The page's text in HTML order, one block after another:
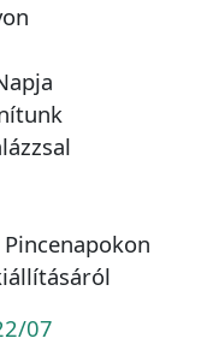
07